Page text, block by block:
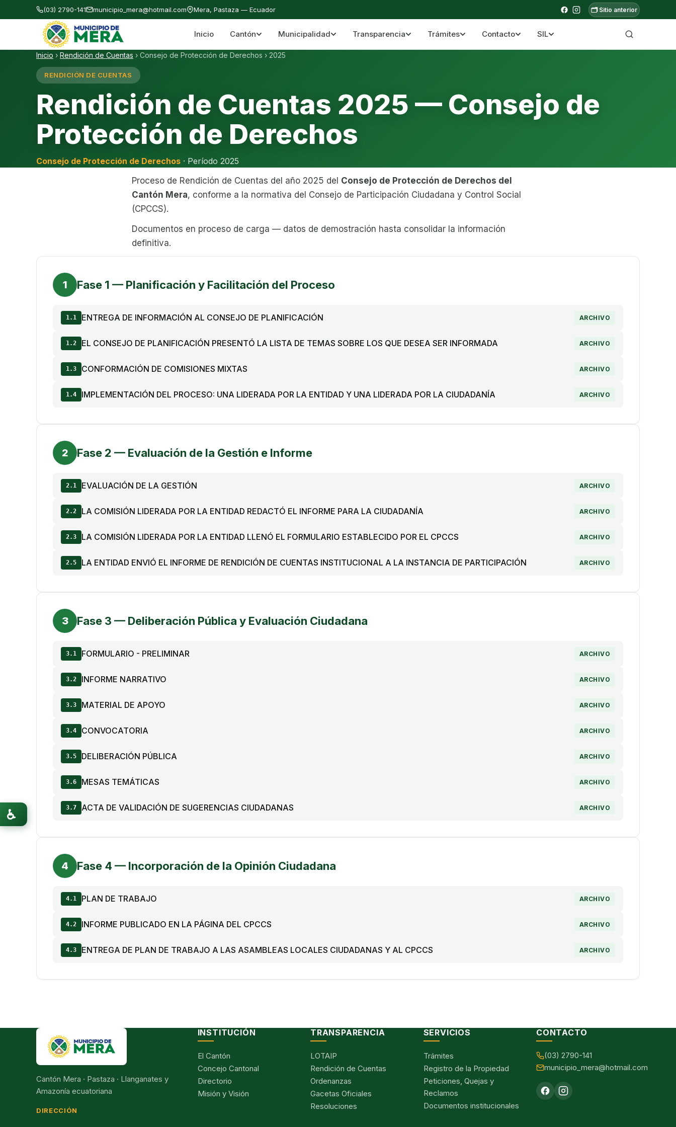
(03) 2790-141 municipio_mera@hotmail.com Mera, Pastaza — Ecuador 🗂️ Sitio anterior
Gobierno Autónomo Descentralizado Municipal del Cantón Mera Cantón Mera · Pastaza · Llanganates y Amazonía ecuatoriana
Inicio Cantón Municipalidad Transparencia Trámites Contacto SIL
Inicio › Rendición de Cuentas › Consejo de Protección de Derechos › 2025
RENDICIÓN DE CUENTAS
Rendición de Cuentas 2025 — Consejo de
Protección de Derechos
Consejo de Protección de Derechos · Período 2025
Proceso de Rendición de Cuentas del año 2025 del Consejo de Protección de Derechos del
Cantón Mera, conforme a la normativa del Consejo de Participación Ciudadana y Control Social
(CPCCS).
Documentos en proceso de carga — datos de demostración hasta consolidar la información
definitiva.
1 Fase 1 — Planificación y Facilitación del Proceso
1.1 ENTREGA DE INFORMACIÓN AL CONSEJO DE PLANIFICACIÓN ARCHIVO
1.2 EL CONSEJO DE PLANIFICACIÓN PRESENTÓ LA LISTA DE TEMAS SOBRE LOS QUE DESEA SER INFORMADA ARCHIVO
1.3 CONFORMACIÓN DE COMISIONES MIXTAS ARCHIVO
1.4 IMPLEMENTACIÓN DEL PROCESO: UNA LIDERADA POR LA ENTIDAD Y UNA LIDERADA POR LA CIUDADANÍA ARCHIVO
2 Fase 2 — Evaluación de la Gestión e Informe
2.1 EVALUACIÓN DE LA GESTIÓN ARCHIVO
2.2 LA COMISIÓN LIDERADA POR LA ENTIDAD REDACTÓ EL INFORME PARA LA CIUDADANÍA ARCHIVO
2.3 LA COMISIÓN LIDERADA POR LA ENTIDAD LLENÓ EL FORMULARIO ESTABLECIDO POR EL CPCCS ARCHIVO
2.5 LA ENTIDAD ENVIÓ EL INFORME DE RENDICIÓN DE CUENTAS INSTITUCIONAL A LA INSTANCIA DE PARTICIPACIÓN ARCHIVO
3 Fase 3 — Deliberación Pública y Evaluación Ciudadana
3.1 FORMULARIO - PRELIMINAR ARCHIVO
3.2 INFORME NARRATIVO ARCHIVO
3.3 MATERIAL DE APOYO ARCHIVO
3.4 CONVOCATORIA ARCHIVO
3.5 DELIBERACIÓN PÚBLICA ARCHIVO
3.6 MESAS TEMÁTICAS ARCHIVO
3.7 ACTA DE VALIDACIÓN DE SUGERENCIAS CIUDADANAS ARCHIVO
4 Fase 4 — Incorporación de la Opinión Ciudadana
4.1 PLAN DE TRABAJO ARCHIVO
4.2 INFORME PUBLICADO EN LA PÁGINA DEL CPCCS ARCHIVO
4.3 ENTREGA DE PLAN DE TRABAJO A LAS ASAMBLEAS LOCALES CIUDADANAS Y AL CPCCS ARCHIVO
Cantón Mera · Pastaza · Llanganates y
Amazonía ecuatoriana
DIRECCIÓN
INSTITUCIÓN
El Cantón
Concejo Cantonal
Directorio
Misión y Visión
TRANSPARENCIA
LOTAIP
Rendición de Cuentas
Ordenanzas
Gacetas Oficiales
Resoluciones
SERVICIOS
Trámites
Registro de la Propiedad
Peticiones, Quejas y
Reclamos
Documentos institucionales
CONTACTO
(03) 2790-141
municipio_mera@hotmail.com
♿